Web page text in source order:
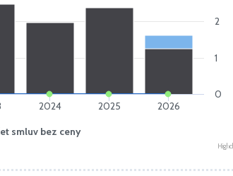
smluv bez ceny
2024 2025 2026
0
1
2